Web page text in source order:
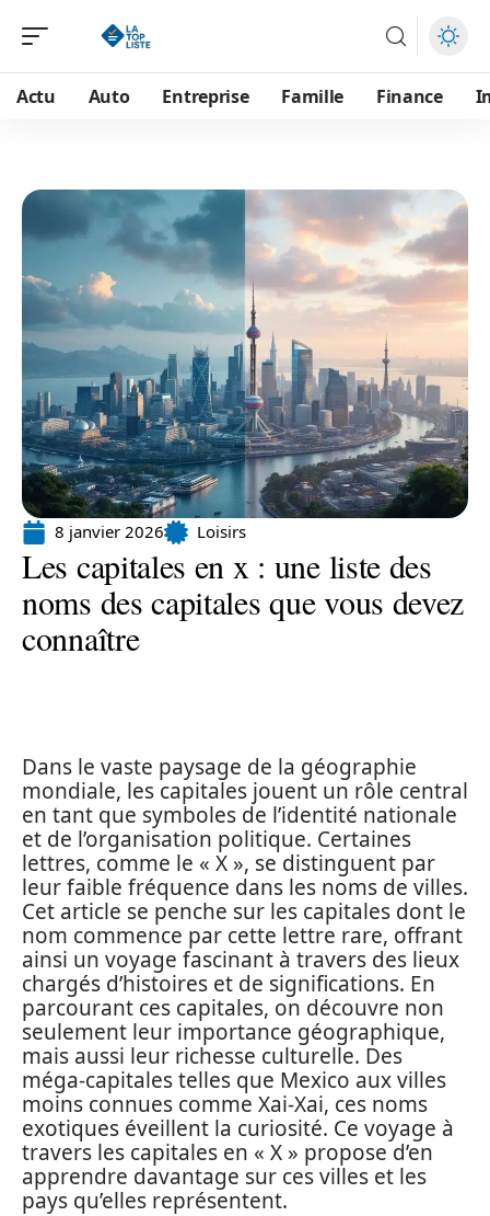
Actu Auto Entreprise Famille Finance
8 janvier 2026 Loisirs
Les capitales en x : une liste des
noms des capitales que vous devez
connaître
Dans le vaste paysage de la géographie
mondiale, les capitales jouent un rôle central
en tant que symboles de l’identité nationale
et de l’organisation politique. Certaines
lettres, comme le « X », se distinguent par
leur faible fréquence dans les noms de villes.
Cet article se penche sur les capitales dont le
nom commence par cette lettre rare, offrant
ainsi un voyage fascinant à travers des lieux
chargés d’histoires et de significations. En
parcourant ces capitales, on découvre non
seulement leur importance géographique,
mais aussi leur richesse culturelle. Des
méga-capitales telles que Mexico aux villes
moins connues comme Xai-Xai, ces noms
exotiques éveillent la curiosité. Ce voyage à
travers les capitales en « X » propose d’en
apprendre davantage sur ces villes et les
pays qu’elles représentent.